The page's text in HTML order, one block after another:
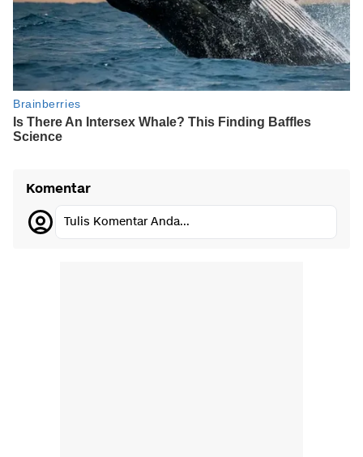
Komentar
Tulis Komentar Anda...